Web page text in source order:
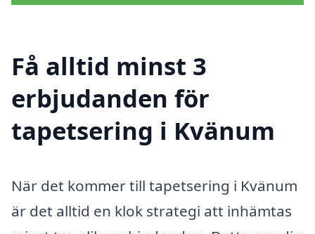
Få alltid minst 3
erbjudanden för
tapetsering i Kvänum
När det kommer till tapetsering i Kvänum
är det alltid en klok strategi att inhämtas